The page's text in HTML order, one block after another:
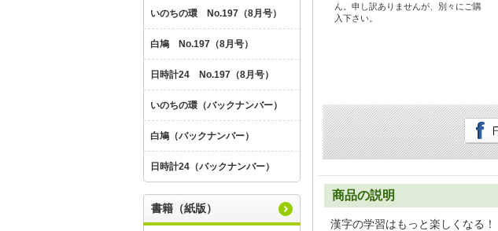
いのちの環 No.197（8月号）
白鳩 No.197（8月号）
日時計24 No.197（8月号）
いのちの環（バックナンバー）
白鳩（バックナンバー）
日時計24（バックナンバー）
書籍（紙版）
ん。申し訳ありませんが、別々にご購
入下さい。
商品の説明
漢字の学習はもっと楽しくなる